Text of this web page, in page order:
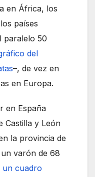
en África, los
países
paralelo 50
del
–, de vez en
en Europa.
en España
Castilla y León
la provincia de
varón de 68
un cuadro